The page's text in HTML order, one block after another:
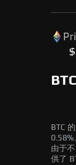
BTC
0.58%
由于
供了